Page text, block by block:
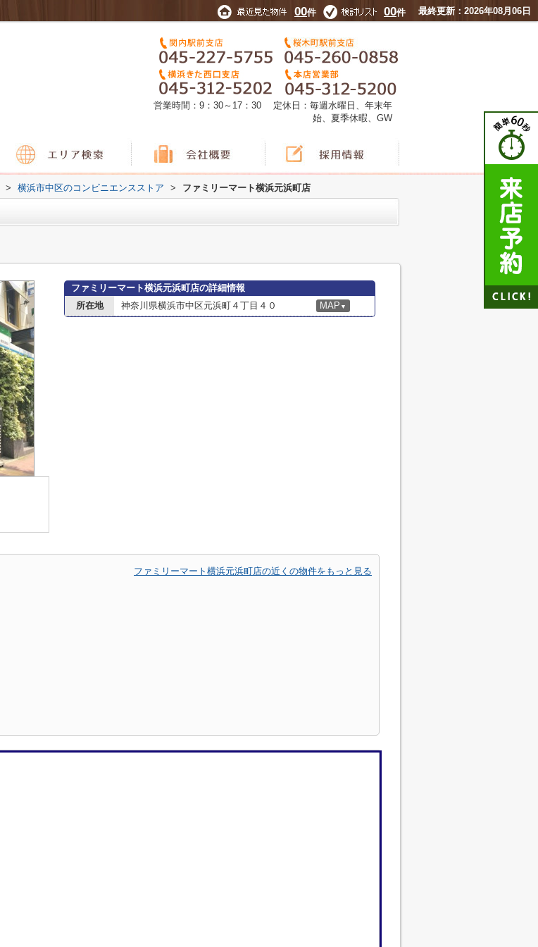
00件 00件 最終更新：2026年08月06日
営業時間：9：30～17：30 定休日：毎週水曜日、年末年
始、夏季休暇、GW
> 横浜市中区のコンビニエンスストア > ファミリーマート横浜元浜町店
ファミリーマート横浜元浜町店の詳細情報
所在地
神奈川県横浜市中区元浜町４丁目４０ MAP ▼
ファミリーマート横浜元浜町店の近くの物件をもっと見る